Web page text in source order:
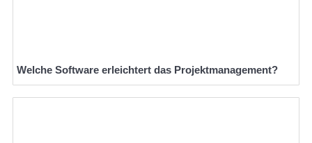
Welche Software erleichtert das Projektmanagement?